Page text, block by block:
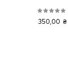
350,00 ₴